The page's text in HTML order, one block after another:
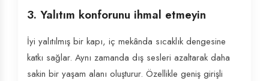
3. Yalıtım konforunu ihmal etmeyin
İyi yalıtılmış bir kapı, iç mekânda sıcaklık dengesine
katkı sağlar. Aynı zamanda dış sesleri azaltarak daha
sakin bir yaşam alanı oluşturur. Özellikle geniş girişli